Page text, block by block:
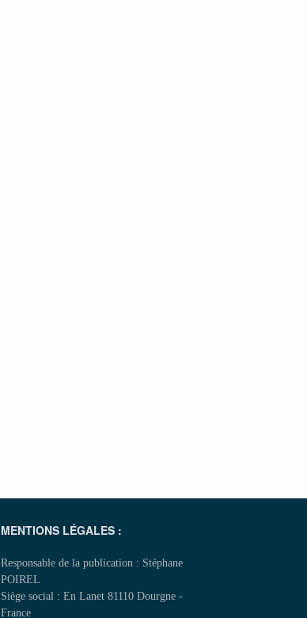
MENTIONS LÉGALES :
Responsable de la publication : Stéphane
POIREL
Siège social : En Lanet 81110 Dourgne -
France